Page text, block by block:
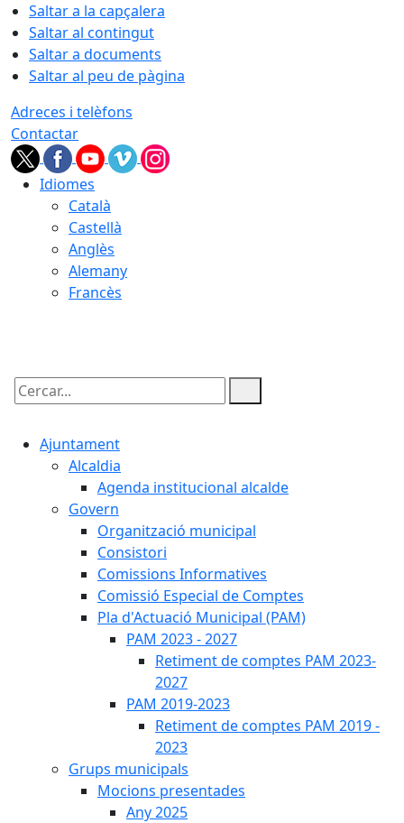
Saltar a la capçalera
Saltar al contingut
Saltar a documents
Saltar al peu de pàgina
Adreces i telèfons
Contactar
Idiomes
Català
Castellà
Anglès
Alemany
Francès
Cercar:
Ajuntament
Alcaldia
Agenda institucional alcalde
Govern
Organització municipal
Consistori
Comissions Informatives
Comissió Especial de Comptes
Pla d'Actuació Municipal (PAM)
PAM 2023 - 2027
Retiment de comptes PAM 2023-
2027
PAM 2019-2023
Retiment de comptes PAM 2019 -
2023
Grups municipals
Mocions presentades
Any 2025